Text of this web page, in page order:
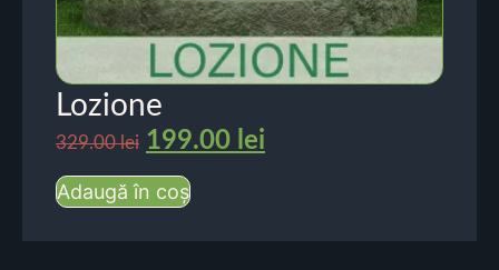
Lozione
329.00lei 199.00 lei
Adaugă în coș